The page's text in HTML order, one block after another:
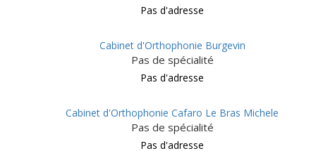
Pas d'adresse
Cabinet d'Orthophonie Burgevin
Pas de spécialité
Pas d'adresse
Cabinet d'Orthophonie Cafaro Le Bras Michele
Pas de spécialité
Pas d'adresse